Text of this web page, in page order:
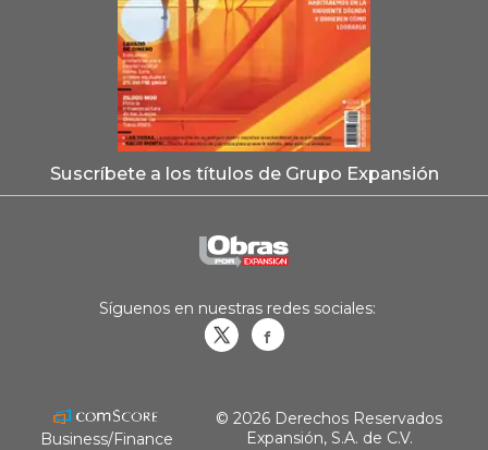
Suscríbete a los títulos de Grupo Expansión
Síguenos en nuestras redes sociales:
Business/Finance
© 2026 Derechos Reservados
Expansión, S.A. de C.V.